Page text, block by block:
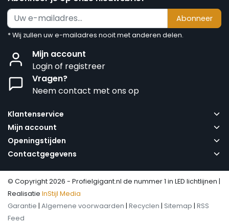
Abonneer
* Wij zullen uw e-mailadres nooit met anderen delen.
Mijn account
Login of registreer
Vragen?
Neem contact met ons op
Klantenservice
Mijn account
Openingstijden
Contactgegevens
© Copyright 2026 - Profielgigant.nl de nummer 1 in LED lichtlijnen |
Realisatie InStijl Media
Garantie | Algemene voorwaarden | Recyclen | Sitemap | RSS
Feed